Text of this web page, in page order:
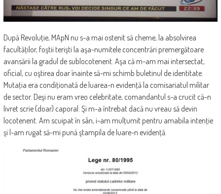
După Revoluţie, MApN nu s-a mai ostenit să cheme, la absolvirea
facultăţilor, foştii terişti la aşa-numitele concentrări premergătoare
avansării la gradul de sublocotenent. Aşa că m-am mai intersectat,
oficial, cu oştirea doar înainte să-mi schimb buletinul de identitate.
Mutaţia era condiţionată de luarea-n evidenţă la comisariatul militar
de sector. Deşi nu eram vreo celebritate, comandantul s-a crucit că-n
livret scrie (doar) caporal. Şi m-a întrebat dacă nu vreau să devin
locotenent. Am scuipat în sân, i-am mulţumit pentru amabila intenţie
şi l-am rugat să-mi pună ştampila de luare-n evidenţă.